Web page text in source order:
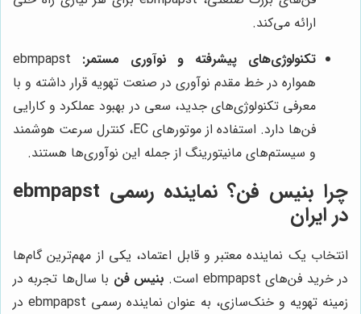
ارائه می‌کند.
تکنولوژی‌های پیشرفته و نوآوری مستمر:
ebmpapst
همواره در خط مقدم نوآوری در صنعت تهویه قرار داشته و با
معرفی تکنولوژی‌های جدید، سعی در بهبود عملکرد و کارایی
فن‌ها دارد. استفاده از موتورهای EC، کنترل سرعت هوشمند
و سیستم‌های مانیتورینگ از جمله این نوآوری‌ها هستند.
چرا بنیس فن؟ نماینده رسمی ebmpapst
در ایران
انتخاب یک نماینده معتبر و قابل اعتماد، یکی از مهم‌ترین گام‌ها
در خرید فن‌های ebmpapst است.
بنیس فن با سال‌ها تجربه در
زمینه تهویه و خنک‌سازی، به عنوان نماینده رسمی ebmpapst در